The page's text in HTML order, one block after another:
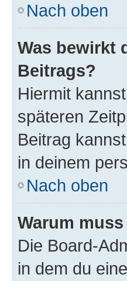
Nach oben
Was bewirkt
Beitrags?
Hiermit
späteren
Beitrag
in deinem
Nach oben
Warum
Die Board-
in dem du